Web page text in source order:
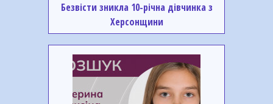
Безвісти зникла 10-річна дівчинка з
Херсонщини